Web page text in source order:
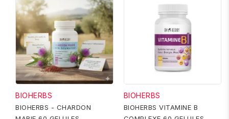
BIOHERBS
BIOHERBS - CHARDON
BIOHERBS
BIOHERBS VITAMINE B